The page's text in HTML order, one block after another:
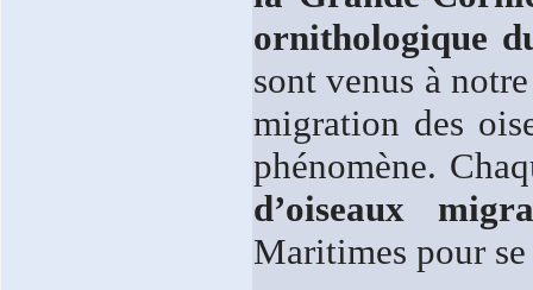
ornithologique
sont venus à
migration des
phénomène.
d’oiseaux
Maritimes pour